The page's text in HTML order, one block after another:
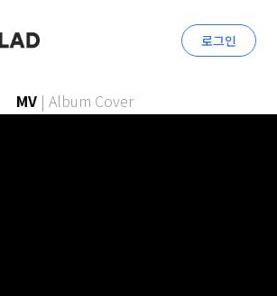
로그인
MV | Album Cover